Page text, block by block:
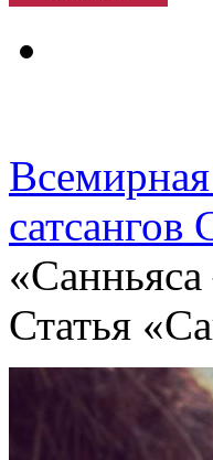
Статья